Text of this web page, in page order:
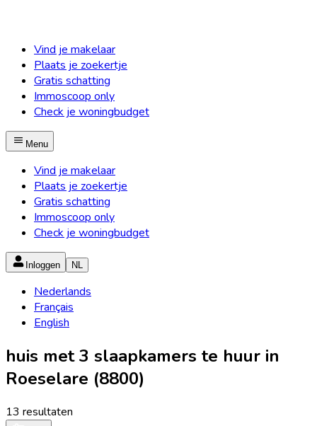
Vind je makelaar
Plaats je zoekertje
Gratis schatting
Immoscoop only
Check je woningbudget
Menu
Vind je makelaar
Plaats je zoekertje
Gratis schatting
Immoscoop only
Check je woningbudget
Inloggen NL
Nederlands
Français
English
huis met 3 slaapkamers te huur in
Roeselare (8800)
13 resultaten